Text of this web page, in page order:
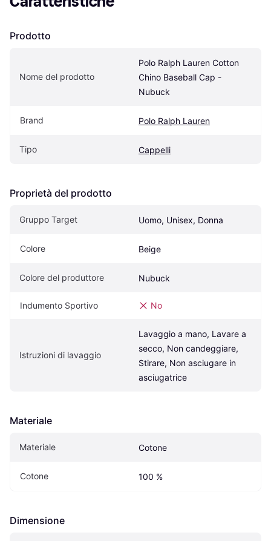
Prodotto
Nome del prodotto
Polo Ralph Lauren Cotton
Chino Baseball Cap -
Nubuck
Brand Polo Ralph Lauren
Tipo Cappelli
Proprietà del prodotto
Gruppo Target Uomo, Unisex, Donna
Colore Beige
Colore del produttore Nubuck
Indumento Sportivo No
Istruzioni di lavaggio
Lavaggio a mano, Lavare a
secco, Non candeggiare,
Stirare, Non asciugare in
asciugatrice
Materiale
Materiale Cotone
Cotone 100 %
Dimensione